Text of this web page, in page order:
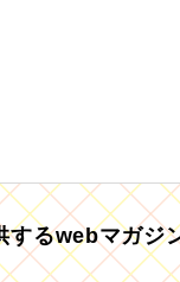
るwebマガジ